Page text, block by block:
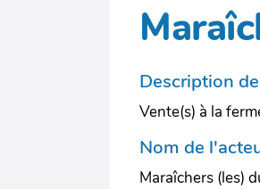
Description
Vente(s) à la
Nom de
Maraîchers (les)